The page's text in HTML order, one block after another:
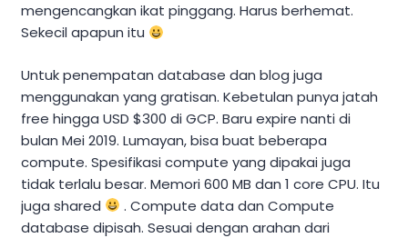
mengencangkan ikat pinggang. Harus berhemat.
Sekecil apapun itu
Untuk penempatan database dan blog juga
menggunakan yang gratisan. Kebetulan punya jatah
free hingga USD $300 di GCP. Baru expire nanti di
bulan Mei 2019. Lumayan, bisa buat beberapa
compute. Spesifikasi compute yang dipakai juga
tidak terlalu besar. Memori 600 MB dan 1 core CPU. Itu
juga shared
. Compute data dan Compute
database dipisah. Sesuai dengan arahan dari